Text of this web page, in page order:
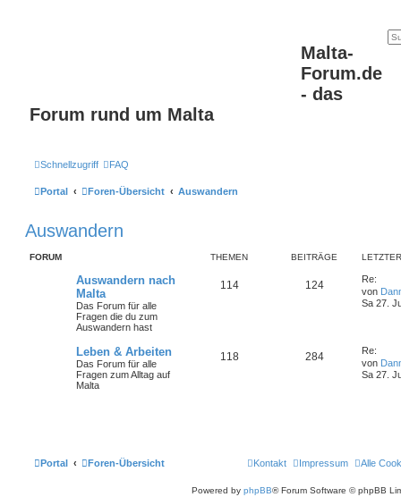
Malta-
Forum.de
- das
Forum rund um Malta
Schnellzugriff FAQ
Portal Foren-Übersicht Auswandern
Auswandern
FORUM THEMEN BEITRÄGE
Auswandern nach
Malta
Das Forum für alle
Fragen die du zum
Auswandern hast
114 124
Re:
von
Sa 27.
Leben & Arbeiten
Das Forum für alle
Fragen zum Alltag auf
Malta
118 284
Re:
von
Sa 27.
Portal Foren-Übersicht Alle
Impressum
Kontakt
Powered by phpBB® Forum Software © phpBB